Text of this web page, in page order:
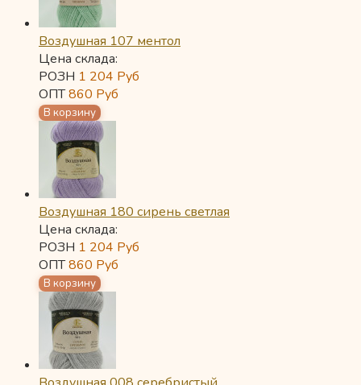
Воздушная 107 ментол
Цена склада:
РОЗН 1 204 Руб
ОПТ860 Руб
Воздушная 180 сирень светлая
Цена склада:
РОЗН 1 204 Руб
ОПТ860 Руб